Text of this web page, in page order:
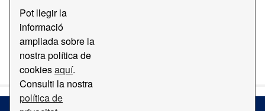
Pot llegir la
informació
ampliada sobre la
nostra política de
cookiesaquí.
Consulti la nostra
política de
Docs).